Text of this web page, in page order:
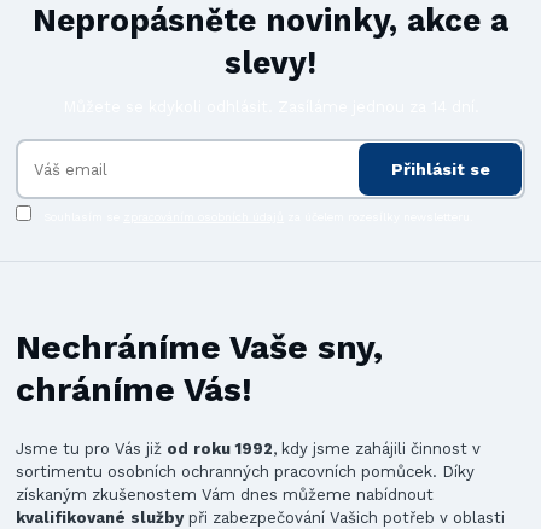
Nepropásněte novinky, akce a
slevy!
Přihlásit se
Nechráníme Vaše sny,
chráníme Vás!
Jsme tu pro Vás již od roku 1992, kdy jsme zahájili činnost v
sortimentu osobních ochranných pracovních pomůcek. Díky
získaným zkušenostem Vám dnes můžeme nabídnout
kvalifikované službypři zabezpečování Vašich potřeb v oblasti